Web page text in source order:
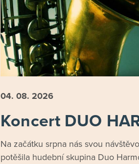
04. 08. 2026
Koncert DUO
Na začátku srpna nás svou
potěšila hudební skupina Duo